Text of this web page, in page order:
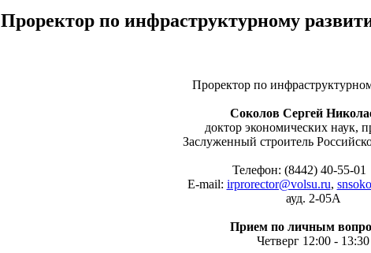
Проректор по инфраструктурному
Проректор по
Соколов Сергей
доктор экономических наук,
Заслуженный строитель
Телефон: (8442) 40-55-01
Е-mail: irprorector@volsu.ru,
ауд. 2-05А
Прием по личным
Четверг 12:00 - 13:30